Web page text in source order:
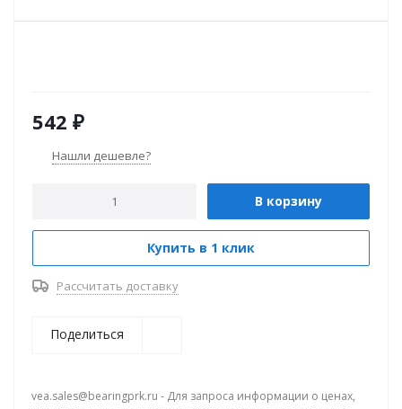
542 ₽
Нашли дешевле?
В корзину
Купить в 1 клик
Рассчитать доставку
Поделиться
vea.sales@bearingprk.ru - Для запроса информации о ценах,